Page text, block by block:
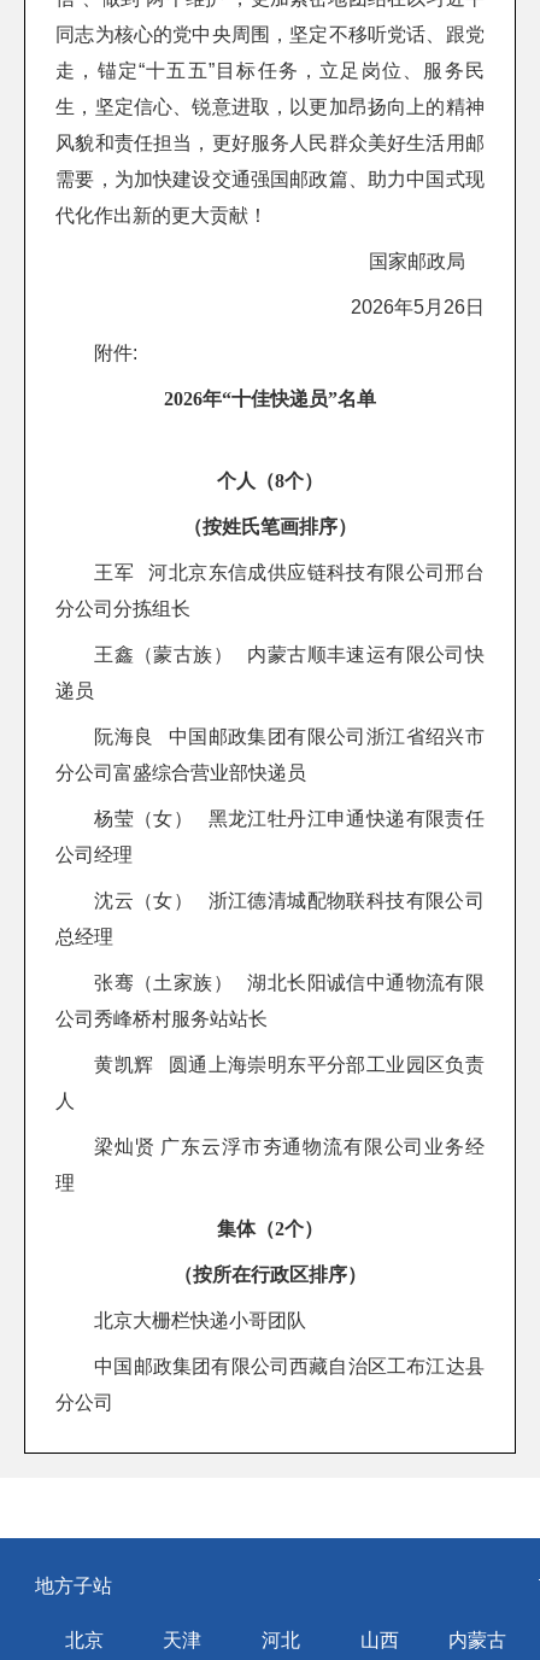
同志为核心的党中央周围，坚定不移听党话、跟党
走，锚定“十五五”目标任务，立足岗位、服务民
生，坚定信心、锐意进取，以更加昂扬向上的精神
风貌和责任担当，更好服务人民群众美好生活用邮
需要，为加快建设交通强国邮政篇、助力中国式现
代化作出新的更大贡献！
国家邮政局
2026年5月26日
附件:
2026年“十佳快递员”名单
个人（8个）
（按姓氏笔画排序）
王军 河北京东信成供应链科技有限公司邢台
分公司分拣组长
王鑫（蒙古族） 内蒙古顺丰速运有限公司快
递员
阮海良 中国邮政集团有限公司浙江省绍兴市
分公司富盛综合营业部快递员
杨莹（女） 黑龙江牡丹江申通快递有限责任
公司经理
沈云（女） 浙江德清城配物联科技有限公司
总经理
张骞（土家族） 湖北长阳诚信中通物流有限
公司秀峰桥村服务站站长
黄凯辉 圆通上海崇明东平分部工业园区负责
人
梁灿贤 广东云浮市夯通物流有限公司业务经
理
集体（2个）
（按所在行政区排序）
北京大栅栏快递小哥团队
中国邮政集团有限公司西藏自治区工布江达县
分公司
地方子站
北京 天津 河北 山西 内蒙古